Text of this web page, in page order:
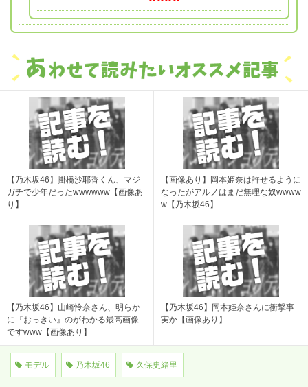
【乃木坂46】掛橋沙耶香くん、マジ
ガチで少年だったwwwwww【画像あ
り】
【画像あり】岡本姫奈は許せるように
なったがアルノはまだ無理な奴wwww
w【乃木坂46】
【乃木坂46】山崎怜奈さん、明らか
に『おっきい』のがわかる最高画像
ですwww【画像あり】
【乃木坂46】岡本姫奈さんに衝撃事
実か【画像あり】
モデル 乃木坂46 久保史緒里